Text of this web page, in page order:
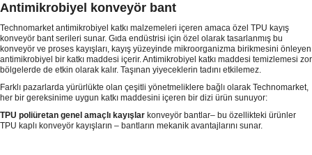
Antimikrobiyel konveyör bant
Technomarket antimikrobiyel katkı malzemeleri içeren amaca özel TPU kayış
konveyör bant serileri sunar. Gıda endüstrisi için özel olarak tasarlanmış bu
konveyör ve proses kayışları, kayış yüzeyinde mikroorganizma birikmesini önleyen
antimikrobiyel bir katkı maddesi içerir. Antimikrobiyel katkı maddesi temizlemesi zor
bölgelerde de etkin olarak kalır. Taşınan yiyeceklerin tadını etkilemez.
Farklı pazarlarda yürürlükte olan çeşitli yönetmeliklere bağlı olarak Technomarket,
her bir gereksinime uygun katkı maddesini içeren bir dizi ürün sunuyor:
TPU poliüretan genel amaçlı kayışlar konveyör bantlar– bu özellikteki ürünler
TPU kaplı konveyör kayışların – bantların mekanik avantajlarını sunar.